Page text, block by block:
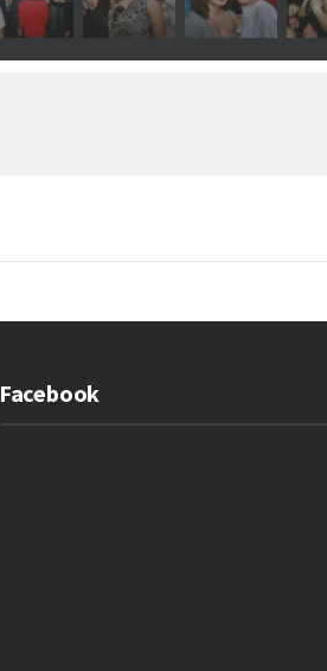
Facebook